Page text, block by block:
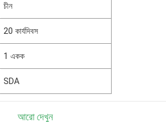
চীন
20 কার্যদিবস
1 একক
SDA
আরো দেখুন